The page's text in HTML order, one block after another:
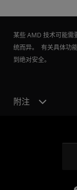
某些 AMD 技术可能需
统而异。 有关具体功
到绝对安全。
附注